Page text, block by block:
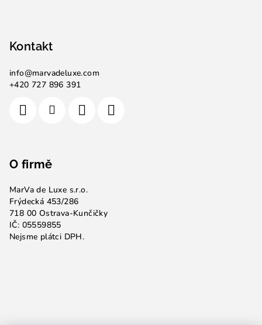
Kontakt
info@marvadeluxe.com
+420 727 896 391
O firmě
MarVa de Luxe s.r.o.
Frýdecká 453/286
718 00 Ostrava-Kunčičky
IČ: 05559855
Nejsme plátci DPH.